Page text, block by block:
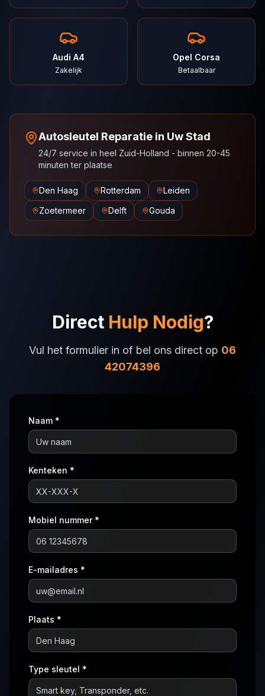
Audi A4
Zakelijk
Opel Corsa
Betaalbaar
Autosleutel Reparatie in Uw Stad
24/7 service in heel Zuid-Holland - binnen 20-45
minuten ter plaatse
Den Haag Rotterdam
Leiden
Zoetermeer
Delft Gouda
Direct Hulp Nodig?
Vul het formulier in of bel ons direct op 06
42074396
Naam *
Kenteken *
Mobiel nummer *
E-mailadres *
Plaats *
Type sleutel *